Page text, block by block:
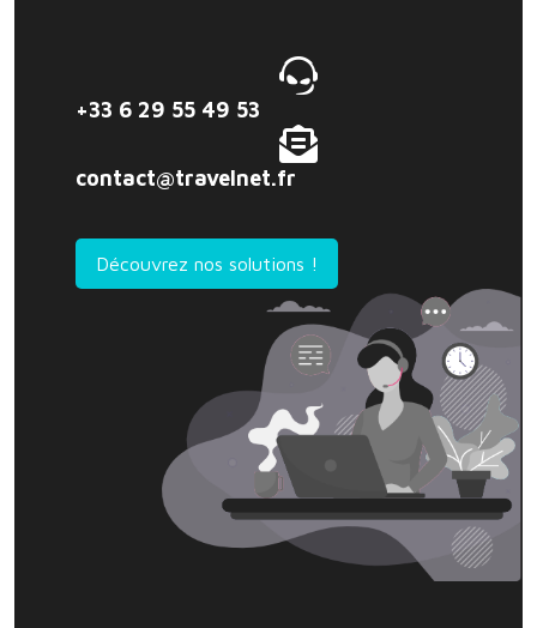
+33 6 29 55 49 53
contact@travelnet.fr
Découvrez nos solutions !